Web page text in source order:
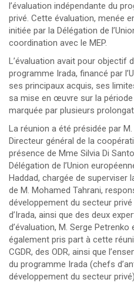
l’évaluation indépendante du
privé. Cette évaluation, menée
initiée par la Délégation de
coordination avec le MEP.
L’évaluation avait pour objectif
programme Irada, financé par
ses principaux acquis, ses
sa mise en œuvre sur la
marquée par plusieurs
La réunion a été présidée par
Directeur général de la
présence de Mme Silvia Di
Délégation de l’Union
Haddad, chargée de superviser
de M. Mohamed Tahrani,
développement du secteur privé
d’Irada, ainsi que des deux
d’évaluation, M. Serge
également pris part à cette
CGDR, des ODR, ainsi que
du programme Irada (chefs
développement du secteur